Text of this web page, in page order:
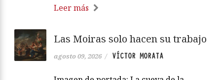
Leer más
Las Moiras solo hacen su trabajo
agosto 09, 2026 / VÍCTOR MORATA